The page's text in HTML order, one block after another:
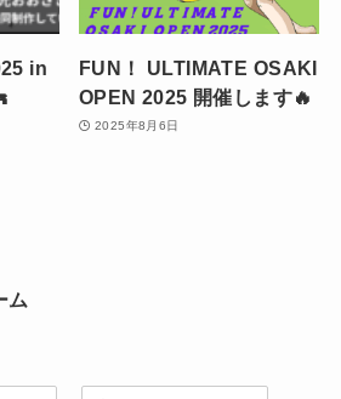
in
FUN！ ULTIMATE OSAKI
OPEN 2025 開催します🔥
2025年8月6日
ム